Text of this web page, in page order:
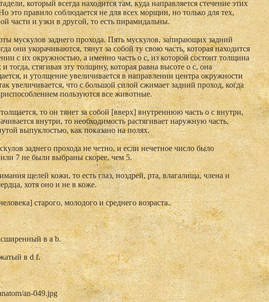
который всегда находится там, куда направляется стечение этих
это правило соблюдается не для всех морщин, но только для тех,
части и узки в другой, то есть пирамидальны.
мускулов заднего прохода. Пять мускулов, запирающих задний
они укорачиваются, тянут за собой ту свою часть, которая находится
с их окружностью, а именно часть о с, из которой состоит толщина
и тогда, стягивая эту толщину, которая равна высоте о с, она
и утолщение увеличивается в направлении центра окружности
увеличивается, что с большой силой сжимает задний проход, когда
пользуются все животные.
то он тянет за собой [вверх] внутреннюю часть о с внутри,
внутри, то необходимость растягивает наружную часть,
выпуклостью, как показано на полях.
заднего прохода не четно, и если нечетное число было
7 не были выбраны скорее, чем 5.
щелей кожи, то есть глаз, ноздрей, рта, влагалища, члена и
хотя оно и не в коже.
старого, молодого и среднего возраста.
в а b.
в d f.
an-049.jpg